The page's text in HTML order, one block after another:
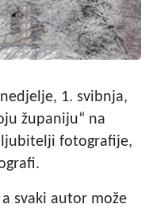
1. svibnja,
županiju“ na
ljubitelji fotografije,
svaki autor može